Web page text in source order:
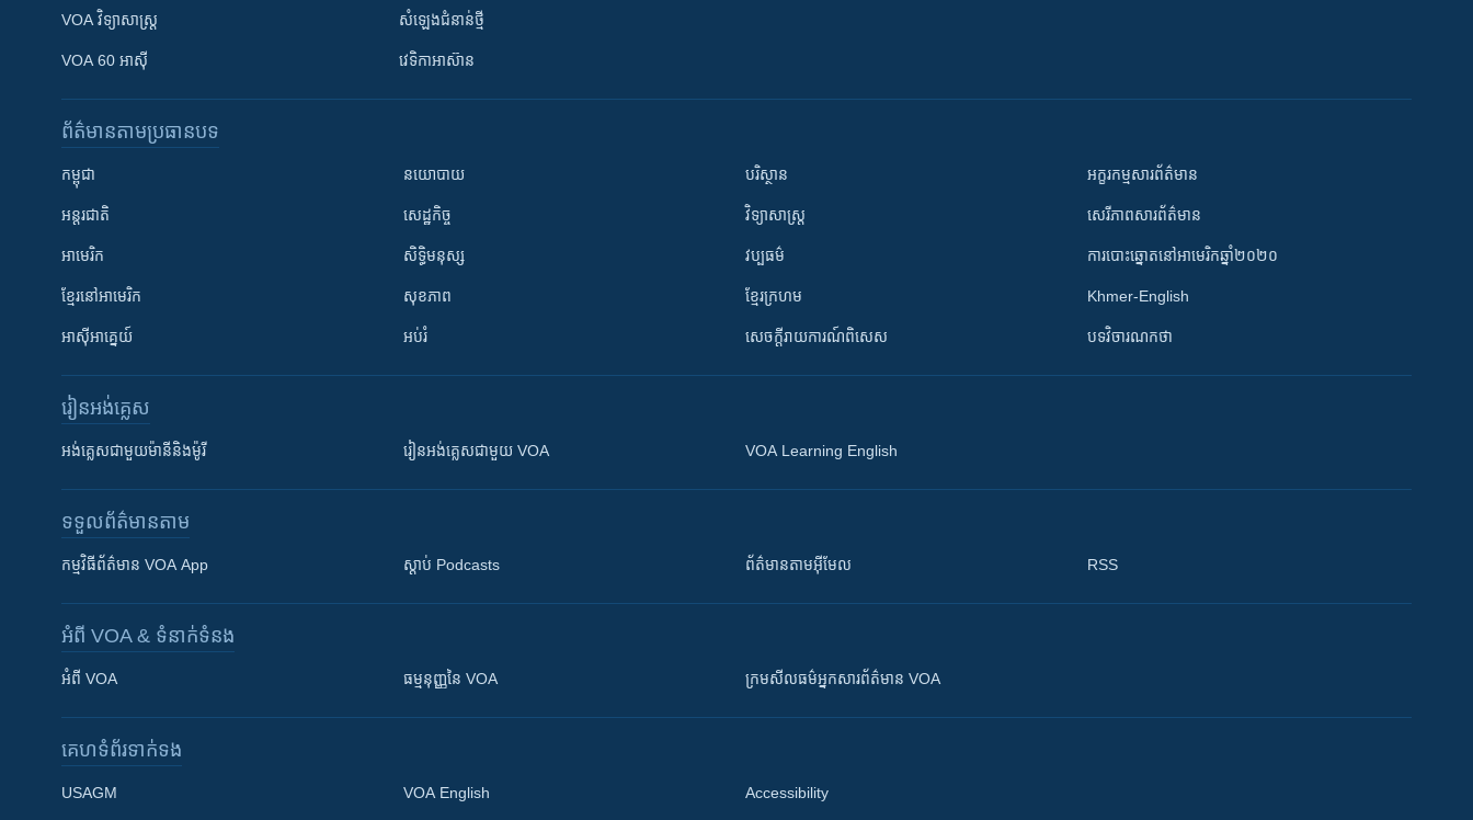
VOA ​វិទ្យាសាស្ត្រ
VOA 60 អាស៊ី
សំឡេង​ជំនាន់​ថ្មី
វេទិកា​អាស៊ាន
ព័ត៌មាន​តាមប្រធានបទ​
កម្ពុជា
អន្តរជាតិ
អាមេរិក
ខ្មែរ​នៅអាមេរិក
អាស៊ីអាគ្នេយ៍
នយោបាយ
សេដ្ឋកិច្ច
សិទ្ធិមនុស្ស
សុខភាព
អប់រំ
បរិស្ថាន
វិទ្យាសាស្រ្ត
វប្បធម៌
ខ្មែរក្រហម
សេចក្តីរាយការណ៍ពិសេស
អក្ខរកម្មសារព័ត៌មាន
សេរីភាពសារព័ត៌មាន
ការបោះឆ្នោតនៅអាមេរិកឆ្នាំ២០២០
Khmer-English
បទវិចារណកថា
រៀន​​អង់គ្លេស
អង់គ្លេស​ជាមួយ​ម៉ានី​និង​ម៉ូរី រៀន​​​​​​អង់គ្លេស​​ជាមួយ VOA VOA Learning English
ទទួល​ព័ត៌មាន​តាម
កម្មវិធី​ព័ត៌មាន VOA App ស្តាប់ Podcasts ព័ត៌មាន​តាម​អ៊ីមែល RSS
អំពី​ VOA & ទំនាក់ទំនង
អំពី​ VOA ធម្មនុញ្ញ​នៃ VOA ក្រម​​​សីលធម៌​​​អ្នក​​​សារព័ត៌មាន VOA
គេហទំព័រ​​ទាក់ទង
USAGM VOA English Accessibility